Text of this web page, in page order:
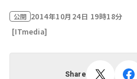
公開 2014年10月24日 19時18分
[ITmedia]
Share